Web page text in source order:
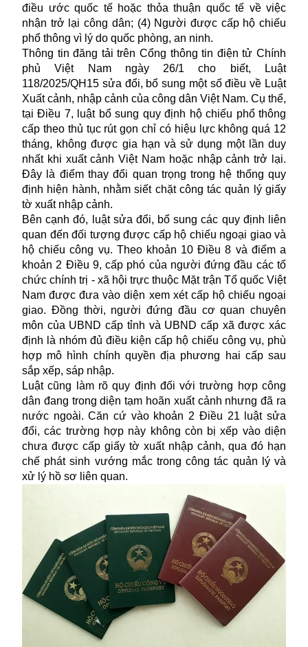
điều ước quốc tế hoặc thỏa thuận quốc tế về việc
nhận trở lại công dân; (4) Người được cấp hộ chiếu
phổ thông vì lý do quốc phòng, an ninh.
Thông tin đăng tải trên Cổng thông tin điện tử Chính
phủ Việt Nam ngày 26/1 cho biết, Luật
118/2025/QH15 sửa đổi, bổ sung một số điều về Luật
Xuất cảnh, nhập cảnh của công dân Việt Nam. Cụ thể,
tại Điều 7, luật bổ sung quy định hộ chiếu phổ thông
cấp theo thủ tục rút gọn chỉ có hiệu lực không quá 12
tháng, không được gia hạn và sử dụng một lần duy
nhất khi xuất cảnh Việt Nam hoặc nhập cảnh trở lại.
Đây là điểm thay đổi quan trọng trong hệ thống quy
định hiện hành, nhằm siết chặt công tác quản lý giấy
tờ xuất nhập cảnh.
Bên cạnh đó, luật sửa đổi, bổ sung các quy định liên
quan đến đối tượng được cấp hộ chiếu ngoại giao và
hộ chiếu công vụ. Theo khoản 10 Điều 8 và điểm a
khoản 2 Điều 9, cấp phó của người đứng đầu các tổ
chức chính trị - xã hội trực thuộc Mặt trận Tổ quốc Việt
Nam được đưa vào diện xem xét cấp hộ chiếu ngoại
giao. Đồng thời, người đứng đầu cơ quan chuyên
môn của UBND cấp tỉnh và UBND cấp xã được xác
định là nhóm đủ điều kiện cấp hộ chiếu công vụ, phù
hợp mô hình chính quyền địa phương hai cấp sau
sắp xếp, sáp nhập.
Luật cũng làm rõ quy định đối với trường hợp công
dân đang trong diện tạm hoãn xuất cảnh nhưng đã ra
nước ngoài. Căn cứ vào khoản 2 Điều 21 luật sửa
đổi, các trường hợp này không còn bị xếp vào diện
chưa được cấp giấy tờ xuất nhập cảnh, qua đó hạn
chế phát sinh vướng mắc trong công tác quản lý và
xử lý hồ sơ liên quan.